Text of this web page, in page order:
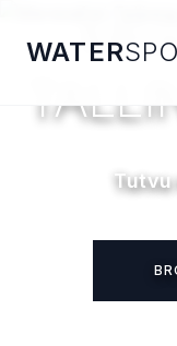
WATER
Tutvu